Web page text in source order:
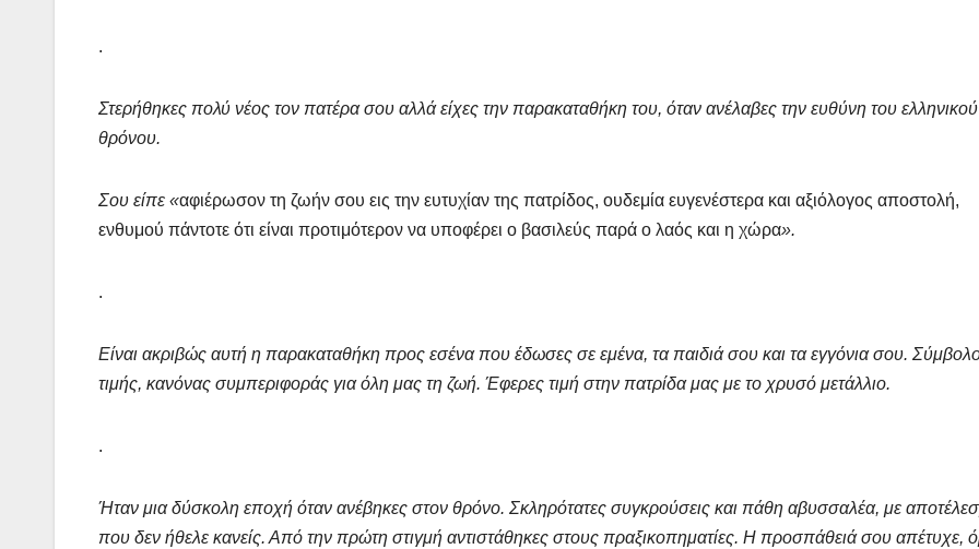
.
Στερήθηκες πολύ νέος τον πατέρα σου αλλά είχες την παρακαταθήκη του, όταν ανέλαβες την ευθύνη του ελληνικού
θρόνου.
Σου είπε «αφιέρωσον τη ζωήν σου εις την ευτυχίαν της πατρίδος, ουδεμία ευγενέστερα και αξιόλογος αποστολή,
ενθυμού πάντοτε ότι είναι προτιμότερον να υποφέρει ο βασιλεύς παρά ο λαός και η χώρα».
.
Είναι ακριβώς αυτή η παρακαταθήκη προς εσένα που έδωσες σε εμένα, τα παιδιά σου και τα εγγόνια σου.
τιμής, κανόνας συμπεριφοράς για όλη μας τη ζωή. Έφερες τιμή στην πατρίδα μας με το χρυσό μετάλλιο.
.
Ήταν μια δύσκολη εποχή όταν ανέβηκες στον θρόνο. Σκληρότατες συγκρούσεις και πάθη αβυσσαλέα, με
που δεν ήθελε κανείς. Από την πρώτη στιγμή αντιστάθηκες στους πραξικοπηματίες. Η προσπάθειά σου απέτυχε,